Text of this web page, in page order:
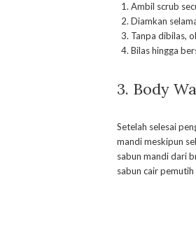
Ambil scrub
Diamkan
Tanpa dibilas,
Bilas hingga
3. Body
Setelah selesai
mandi meskipun
sabun mandi dari
sabun cair pemutih